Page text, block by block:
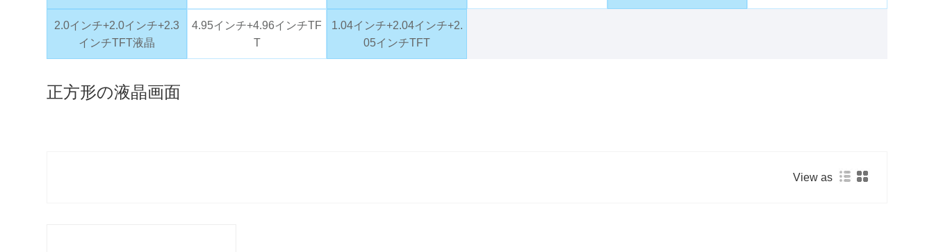
2.0インチ+2.0インチ+2.3
インチTFT液晶
4.95インチ+4.96インチTF
T
1.04インチ+2.04インチ+2.
05インチTFT
正方形の液晶画面
View as